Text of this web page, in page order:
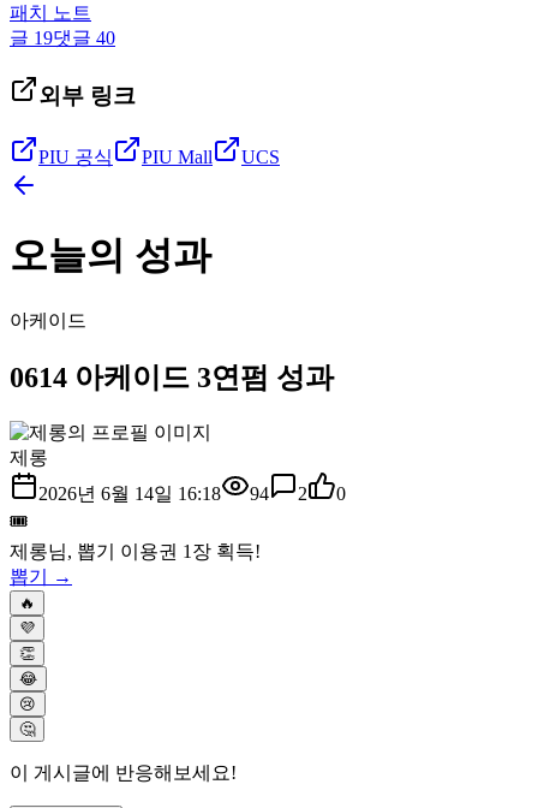
패치 노트
글 19댓글 40
외부 링크
PIU 공식 PIU Mall UCS
오늘의 성과
아케이드
0614 아케이드 3연펌 성과
제롱
2026년 6월 14일 16:18
94 2
0
🎟️
제롱님, 뽑기 이용권 1 장 획득!
뽑기 →
🔥
💜
👏
😂
😢
🤔
이 게시글에 반응해보세요!